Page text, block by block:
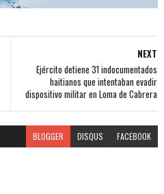
NEXT
Ejército detiene 31 indocumentados
haitianos que intentaban evadir
dispositivo militar en Loma de Cabrera
BLOGGER DISQUS FACEBOOK